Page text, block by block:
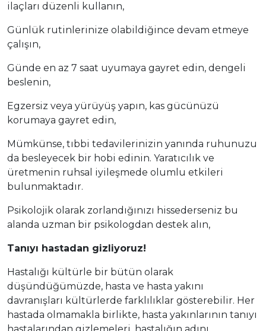
ilaçları düzenli kullanın,
Günlük rutinlerinize olabildiğince devam etmeye
çalışın,
Günde en az 7 saat uyumaya gayret edin, dengeli
beslenin,
Egzersiz veya yürüyüş yapın, kas gücünüzü
korumaya gayret edin,
Mümkünse, tıbbi tedavilerinizin yanında ruhunuzu
da besleyecek bir hobi edinin. Yaratıcılık ve
üretmenin ruhsal iyileşmede olumlu etkileri
bulunmaktadır.
Psikolojik olarak zorlandığınızı hissederseniz bu
alanda uzman bir psikologdan destek alın,
Tanıyı hastadan gizliyoruz!
Hastalığı kültürle bir bütün olarak
düşündüğümüzde, hasta ve hasta yakını
davranışları kültürlerde farklılıklar gösterebilir. Her
hastada olmamakla birlikte, hasta yakınlarının tanıyı